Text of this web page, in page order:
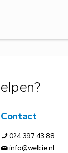
Contact
024 397 43 88
info@welbie.nl